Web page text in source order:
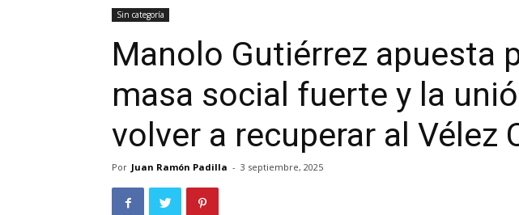
Sin categoría
Manolo Gutiérrez apuesta
masa social fuerte y la
volver a recuperar al Vélez
Por Juan Ramón Padilla - 3 septiembre, 2025